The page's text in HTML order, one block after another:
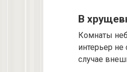
В
Комнаты
интерьер
случае